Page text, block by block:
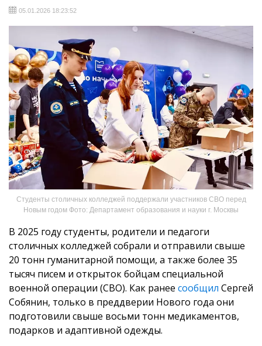
05.01.2026 18:23:52
Студенты столичных колледжей поддержали участников СВО перед
Новым годом Фото: Департамент образования и науки г. Москвы
В 2025 году студенты, родители и педагоги
столичных колледжей собрали и отправили свыше
20 тонн гуманитарной помощи, а также более 35
тысяч писем и открыток бойцам специальной
военной операции (СВО). Как ранее сообщил Сергей
Собянин, только в преддверии Нового года они
подготовили свыше восьми тонн медикаментов,
подарков и адаптивной одежды.